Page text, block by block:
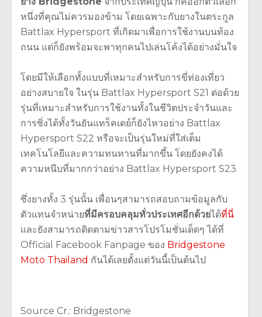
หนึ่งที่คุณไม่ควรมองข้าม โดยเฉพาะกับยางในตระกูล
Battlax Hypersport ที่เกิดมาเพื่อการใช้งานบนท้อง
ถนน แต่ก็ยังพร้อมจะพาทุกคนไปเล่นโค้งได้อย่างมั่นใจ
โดยมีให้เลือกทั้งแบบที่เหมาะสำหรับการขี่ท่องเที่ยว
อย่างสบายใจ ในรุ่น Battlax Hypersport S21 ต่อด้วย
รุ่นที่เหมาะสำหรับการใช้งานทั้งในชีวิตประจำวันและ
การซิ่งได้ทั้งวันยันแทร็คเดย์ก็ยังไหวอย่าง Battlax
Hypersport S22 หรือจะเป็นรุ่นใหม่ที่ใส่เต็ม
เทคโนโลยีและความทนทานที่มากขึ้น โดยยังคงได้
ความหนึบที่มากกว่าอย่าง Battlax Hypersport S23
ซึ่งยางทั้ง 3 รุ่นนั้น เพื่อนๆสามารถสอบถามข้อมูลกับ
ตัวแทนจำหน่ายที่มีครอบคลุมทั่วประเทศอีกด้วยได้ที่นี่
และยังสามารถติดตามข่าวสารโปรโมชั่นเด็ดๆ ได้ที่
Official Facebook Fanpage ของ Bridgestone
Moto Thailand กันได้เลยตั้งแต่วันนี้เป็นต้นไป
Source Cr.: Bridgestone